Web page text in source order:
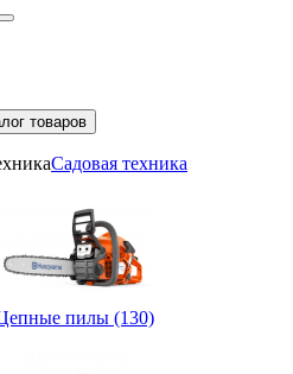
товаров
Садовая техника
пилы (130)